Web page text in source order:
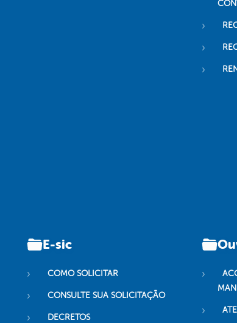
E-sic
COMO SOLICITAR
CONSULTE SUA SOLICITAÇÃO
DECRETOS